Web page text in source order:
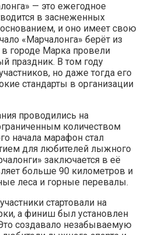
— это ежегодное
в заснеженных
и оно имеет свою
«Марчалонга» берёт из
в городе Марка провели
праздник. В том году
но даже тогда его
стандарты в организации
проводились на
количеством
начала марафон стал
для любителей лыжного
заключается в её
больше 90 километров и
леса и горные перевалы.
стартовали на
а финиш был установлен
создавало незабываемую